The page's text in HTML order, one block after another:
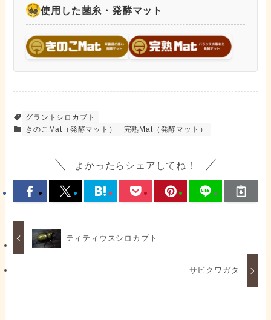
使用した菌糸・発酵マット
グラントシロカブト
きのこMat（発酵マット）
完熟Mat（発酵マット）
よかったらシェアしてね！
ティティウスシロカブト
サビクワガタ